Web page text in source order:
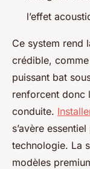
l’effet
Ce system rend
crédible,
puissant bat
renforcent donc
conduite.
s’avère
technologie. La
modèles